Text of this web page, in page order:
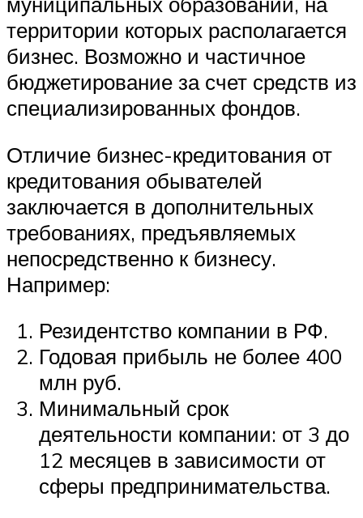
территории которых располагается
бизнес. Возможно и частичное
бюджетирование за счет средств из
специализированных фондов.
Отличие бизнес-кредитования от
кредитования обывателей
заключается в дополнительных
требованиях, предъявляемых
непосредственно к бизнесу.
Например:
Резидентство компании в РФ.
Годовая прибыль не более 400
млн руб.
Минимальный срок
деятельности компании: от 3 до
12 месяцев в зависимости от
сферы предпринимательства.